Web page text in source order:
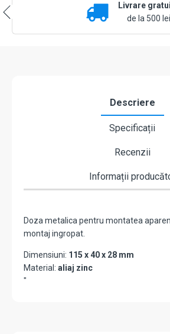
Livrare
de la 500 lei
Descriere
Specificații
Recenzii
Informații
Doza metalica pentru montatea
montaj ingropat.
Dimensiuni: 115 x 40 x 28 mm
Material: aliaj zinc
"